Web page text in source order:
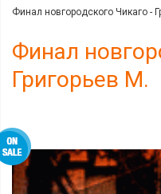
Финал новгородского Чикаго -
Финал
Григорьев М.